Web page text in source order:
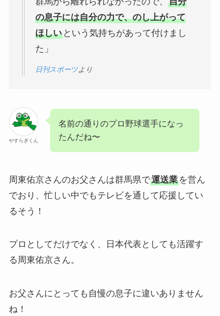
の息子には自分の力で、のし上がって
ほしいという気持ちがあって付けまし
た」
日刊スポーツより
やすらぎくん
名前の通りのプロ野球選手になっ
たんだね〜
周東佑京さんのお父さんは群馬県で運送業を営ん
でおり、忙しい中でもテレビを通して応援してい
るそう！
プロとしてだけでなく、日本代表としても活躍す
る周東佑京さん。
お父さんにとっても自慢の息子に違いありません
ね！